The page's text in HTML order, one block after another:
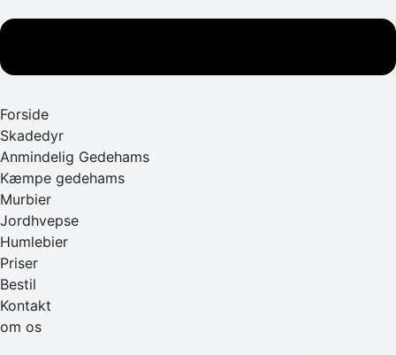
Forside
Skadedyr
Anmindelig Gedehams
Kæmpe gedehams
Murbier
Jordhvepse
Humlebier
Priser
Bestil
Kontakt
om os